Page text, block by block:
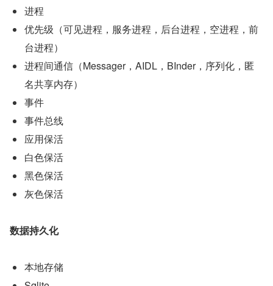
进程
优先级（可见进程，服务进程，后台进程，空进程，前
台进程）
进程间通信（Messager，AIDL，BInder，序列化，匿
名共享内存）
事件
事件总线
应用保活
白色保活
黑色保活
灰色保活
数据持久化
本地存储